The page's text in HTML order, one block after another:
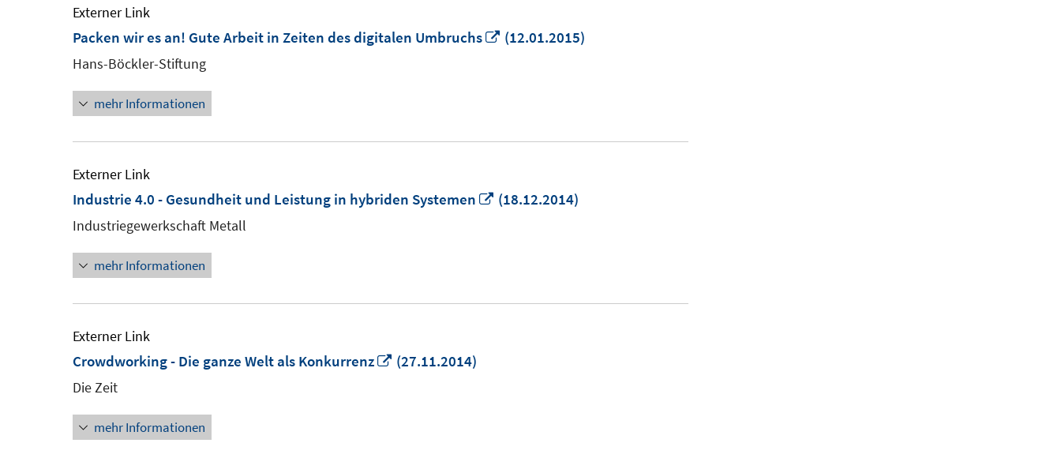
Externer Link
Packen wir es an! Gute Arbeit in Zeiten des digitalen Umbruchs
In
(12.01.2015)
Hans-Böckler-Stiftung
mehr Informationen
Externer Link
Industrie 4.0 - Gesundheit und Leistung in hybriden Systemen
In
(18.12.2014)
Industriegewerkschaft Metall
mehr Informationen
Externer Link
Crowdworking - Die ganze Welt als Konkurrenz
In
(27.11.2014)
Die Zeit
mehr Informationen